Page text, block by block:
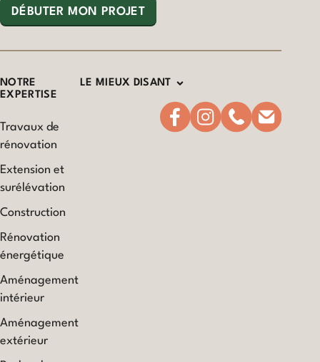
DÉBUTER MON PROJET
NOTRE
EXPERTISE
Travaux de
rénovation
Extension et
surélévation
Construction
Rénovation
énergétique
Aménagement
intérieur
Aménagement
extérieur
LE MIEUX DISANT